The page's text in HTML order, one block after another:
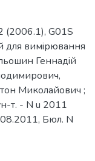
(2006.1), G01S
для вимiрювання
Геннадiй
Миколайович ;
т. - N u 2011
Бюл. N